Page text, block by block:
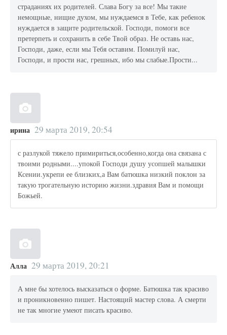
страданиях их родителей. Слава Богу за все! Мы такие
немощные, нищие духом, мы нуждаемся в Тебе, как ребенок
нуждается в защите родительской. Господи, помоги все
претерпеть и сохранить в себе Твой образ. Не оставь нас,
Господи, даже, если мы Тебя оставим. Помилуй нас,
Господи, и прости нас, грешных, ибо мы слабые.Прости...
ирина 29 марта 2019, 20:54
с разлукой тяжело примириться,особенно,когда она связана с
твоими родными....упокой Господи душу усопшей малышки
Ксении.укрепи ее близких,а Вам батюшка низкий поклон за
такую трогательную историю жизни.здравия Вам и помощи
Божьей.
Алла 29 марта 2019, 20:21
А мне бы хотелось высказаться о форме. Батюшка так красиво
и проникновенно пишет. Настоящий мастер слова. А смерти
не так многие умеют писать красиво.